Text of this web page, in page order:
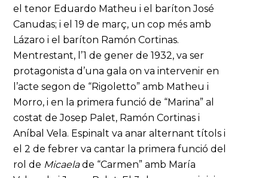
el tenor Eduardo Matheu i el baríton José
Canudas; i el 19 de març, un cop més amb
Lázaro i el baríton Ramón Cortinas.
Mentrestant, l’1 de gener de 1932, va ser
protagonista d’una gala on va intervenir en
l’acte segon de “Rigoletto” amb Matheu i
Morro, i en la primera funció de “Marina” al
costat de Josep Palet, Ramón Cortinas i
Aníbal Vela. Espinalt va anar alternant títols i
el 2 de febrer va cantar la primera funció del
rol de Micaelade “Carmen” amb María